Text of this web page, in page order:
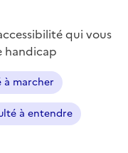
qui vous
handicap
à marcher
à entendre